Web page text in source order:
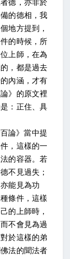
德，亦非於
的德相，我
地方提到，
的時候，所
上師，在為
，都是過去
內涵，才有
》的原文裡
：正住、具
論》當中提
，這樣的一
的容器。 若
不見過失；
能見為功
條件，這樣
的上師時，
不會見為過
於這樣的弟
法的聞法者